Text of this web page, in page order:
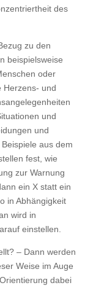
des
zu den
beispielsweise
oder
Herzens- und
und
und
aus dem
fest, wie
zur Warnung
ein X statt ein
in Abhängigkeit
wird in
einstellen.
– Dann werden
Weise im Auge
dabei